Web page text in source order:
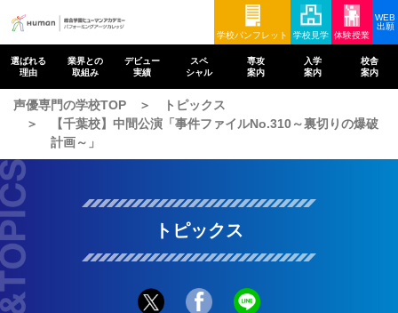
学校パンフレット 学校見学 体験授業
WEB
出願
選ばれる
理由
業界との
取組み
デビュー
実績
スペ
シャル
専攻
案内
入学
案内
校舎
案内
声優専門の学校TOP
トピックス
【千葉校】中間公演「事件ファイルNo.310～裏切りの爆破
計画～」
トピックス